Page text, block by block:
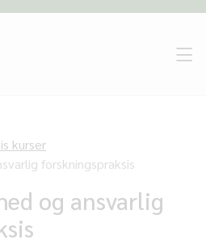
kurser
forskningspraksis
og ansvarlig